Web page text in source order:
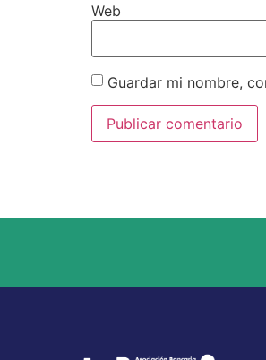
Web
Guardar mi nombre,